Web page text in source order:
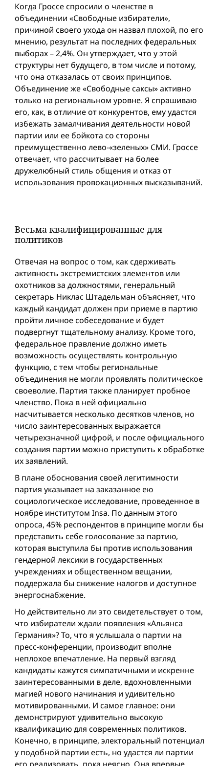
Когда Гроссе спросили о членстве в
объединении «Свободные избиратели»,
причиной своего ухода он назвал плохой, по его
мнению, результат на последних федеральных
выборах – 2,4%. Он утверждает, что у этой
структуры нет будущего, в том числе и потому,
что она отказалась от своих принципов.
Объединение же «Свободные саксы» активно
только на региональном уровне. Я спрашиваю
его, как, в отличие от конкурентов, ему удастся
избежать замалчивания деятельности новой
партии или ее бойкота со стороны
преимущественно лево-«зеленых» СМИ. Гроссе
отвечает, что рассчитывает на более
дружелюбный стиль общения и отказ от
использования провокационных высказываний.
Весьма квалифицированные для
политиков
Отвечая на вопрос о том, как сдерживать
активность экстремистских элементов или
охотников за должностями, генеральный
секретарь Никлас Штадельман объясняет, что
каждый кандидат должен при приеме в партию
пройти личное собеседование и будет
подвергнут тщательному анализу. Кроме того,
федеральное правление должно иметь
возможность осуществлять контрольную
функцию, с тем чтобы региональные
объединения не могли проявлять политическое
своеволие. Партия также планирует пробное
членство. Пока в ней официально
насчитываетcя несколько десятков членов, но
число заинтересованных выражается
четырехзначной цифрой, и после официального
создания партии можно приступить к обработке
их заявлений.
В плане обоснования своей легитимности
партия указывает на заказанное ею
социологическое исследование, проведенное в
ноябре институтом Insa. По данным этого
опроса, 45% респондентов в принципе могли бы
представить себе голосование за партию,
которая выступила бы против использования
гендерной лексики в государственных
учреждениях и общественном вещании,
поддержала бы снижение налогов и доступное
энергоснабжение.
Но действительно ли это свидетельствует о том,
что избиратели ждали появления «Альянса
Германия»? То, что я услышала о партии на
пресс-конференции, производит вполне
неплохое впечатление. На первый взгляд
кандидаты кажутся симпатичными и искренне
заинтересованными в деле, вдохновленными
магией нового начинания и удивительно
мотивированными. И самое главное: они
демонстрируют удивительно высокую
квалификацию для современных политиков.
Конечно, в принципе, электоральный потенциал
у подобной партии есть, но удастся ли партии
его реализовать, пока неясно. Она впервые